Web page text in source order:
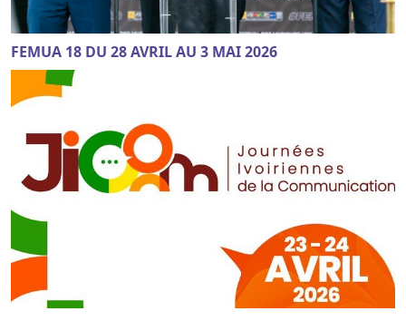
FEMUA 18 DU 28 AVRIL AU 3 MAI 2026